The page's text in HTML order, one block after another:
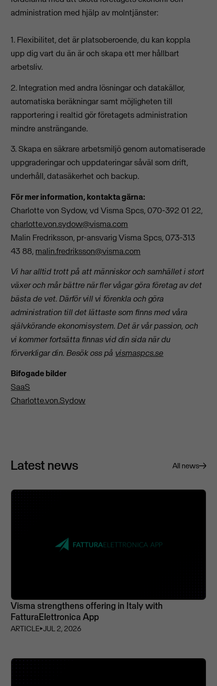
administration med hjälp av molntjänster:
1. Flexibilitet, det är platsoberoende, du kan koppla
upp dig vart du än är och skapa ett mer hållbart
arbetsliv.
2. Integration med andra lösningar och datakällor,
automatiska beräkningar samt möjligheten till
rapportering i realtid gör företagets administration
mindre ansträngande.
3. Skapa en säkrare arbetsmiljö genom automatiserade
uppgraderingar och uppdateringar såväl som drift,
underhåll, datasäkerhet och backup.
För mer information, kontakta gärna:
Charlotte von Sydow, vd Visma Spcs, 070-392 01 22,
charlotte.von.sydow@visma.com
Malin Fredriksson, pr-ansvarig Visma Spcs, 073-313
43 88, malin.fredriksson@visma.com
Vi har alltid trott på att människor och samhället i stort
växer och mår bättre närfler vågar göra företag av det
bästa de vet.Därför vill vi förenkla och göra
administration till det lättaste som finns med våra
självkörande ekonomisystem.Det är vår passion, och
vi kommer fortsätta finnas vid din sida när du
förverkligar din. Besök oss på vismaspcs.se
Bifogade bilder
SaaS
Charlotte.von.Sydow
Latest news All news
Visma strengthens offering in Italy with
FatturaElettronica App
ARTICLE⏵JUL 2, 2026